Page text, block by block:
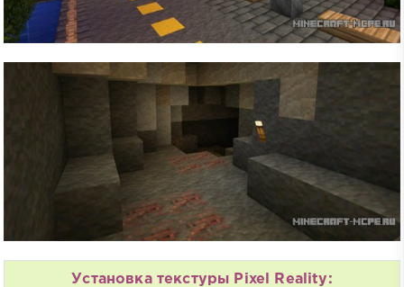
Установка текстуры Pixel Reality: